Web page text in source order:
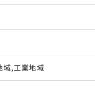
域,工業地域